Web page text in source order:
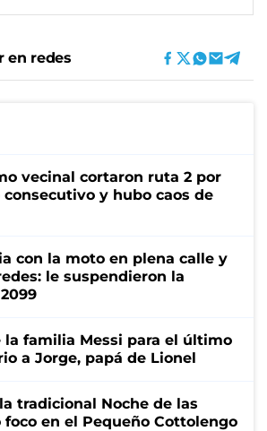
en redes
vecinal cortaron ruta 2 por
y hubo caos de
con la moto en plena calle y
le suspendieron la
la familia Messi para el último
a Jorge, papá de Lionel
tradicional Noche de las
en el Pequeño Cottolengo